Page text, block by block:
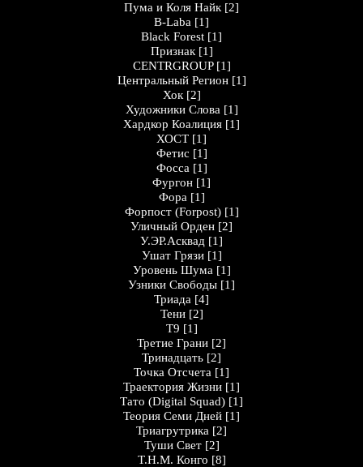
Пума и Коля Найк [2]
B-Laba [1]
Black Forest [1]
Признак [1]
CENTRGROUP [1]
Центральный Регион [1]
Хок [2]
Художники Слова [1]
Хардкор Коалиция [1]
ХОСТ [1]
Фетис [1]
Фосса [1]
Фургон [1]
Фора [1]
Форпост (Forpost) [1]
Уличный Орден [2]
У.ЭР.Асквад [1]
Ушат Грязи [1]
Уровень Шума [1]
Узники Свободы [1]
Триада [4]
Тени [2]
Т9 [1]
Третие Грани [2]
Тринадцать [2]
Точка Отсчета [1]
Траектория Жизни [1]
Тато (Digital Squad) [1]
Теория Семи Дней [1]
Триагрутрика [2]
Туши Cвет [2]
Т.Н.М. Конго [8]